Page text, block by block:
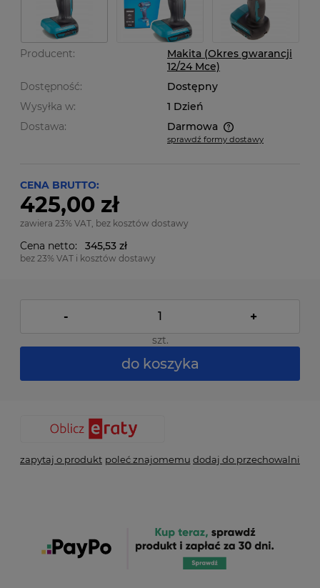
Producent:
Makita (Okres gwarancji
12/24 Mce)
Dostępność:
Dostępny
Wysyłka w:
1 Dzień
Dostawa:
Darmowa
Cena nie zawiera ewentualnych kosztów płatności
sprawdź formy dostawy
CENA BRUTTO:
425,00 zł
zawiera 23% VAT, bez kosztów dostawy
Cena netto: 345,53 zł
bez 23% VAT i kosztów dostawy
- +
szt.
do koszyka
zapytaj o produkt poleć znajomemu dodaj do przechowalni